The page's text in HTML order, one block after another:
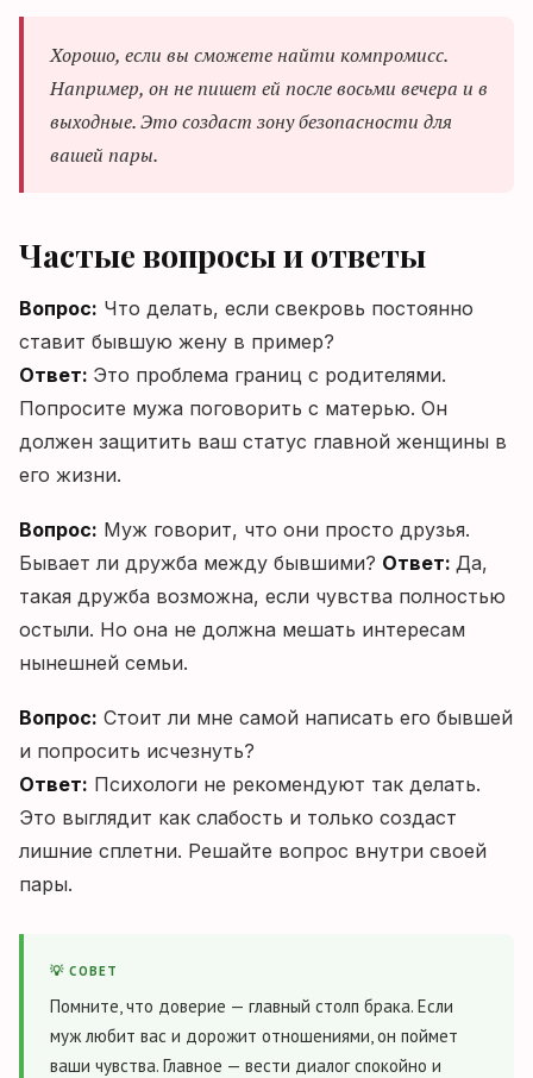
Хорошо, если вы сможете найти компромисс.
Например, он не пишет ей после восьми вечера и в
выходные. Это создаст зону безопасности для
вашей пары.
Частые вопросы и ответы
Вопрос: Что делать, если свекровь постоянно
ставит бывшую жену в пример?
Ответ: Это проблема границ с родителями.
Попросите мужа поговорить с матерью. Он
должен защитить ваш статус главной женщины в
его жизни.
Вопрос: Муж говорит, что они просто друзья.
Бывает ли дружба между бывшими? Ответ: Да,
такая дружба возможна, если чувства полностью
остыли. Но она не должна мешать интересам
нынешней семьи.
Вопрос: Стоит ли мне самой написать его бывшей
и попросить исчезнуть?
Ответ: Психологи не рекомендуют так делать.
Это выглядит как слабость и только создаст
лишние сплетни. Решайте вопрос внутри своей
пары.
💡 СОВЕТ
Помните, что доверие — главный столп брака. Если
муж любит вас и дорожит отношениями, он поймет
ваши чувства. Главное — вести диалог спокойно и